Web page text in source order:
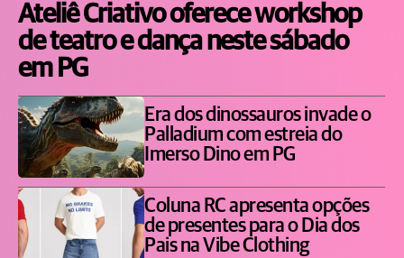
Ateliê Criativo oferece workshop
de teatro e dança neste sábado
em PG
Era dos dinossauros invade o
Palladium com estreia do
Imerso Dino em PG
Coluna RC apresenta opções
de presentes para o Dia dos
Pais na Vibe Clothing